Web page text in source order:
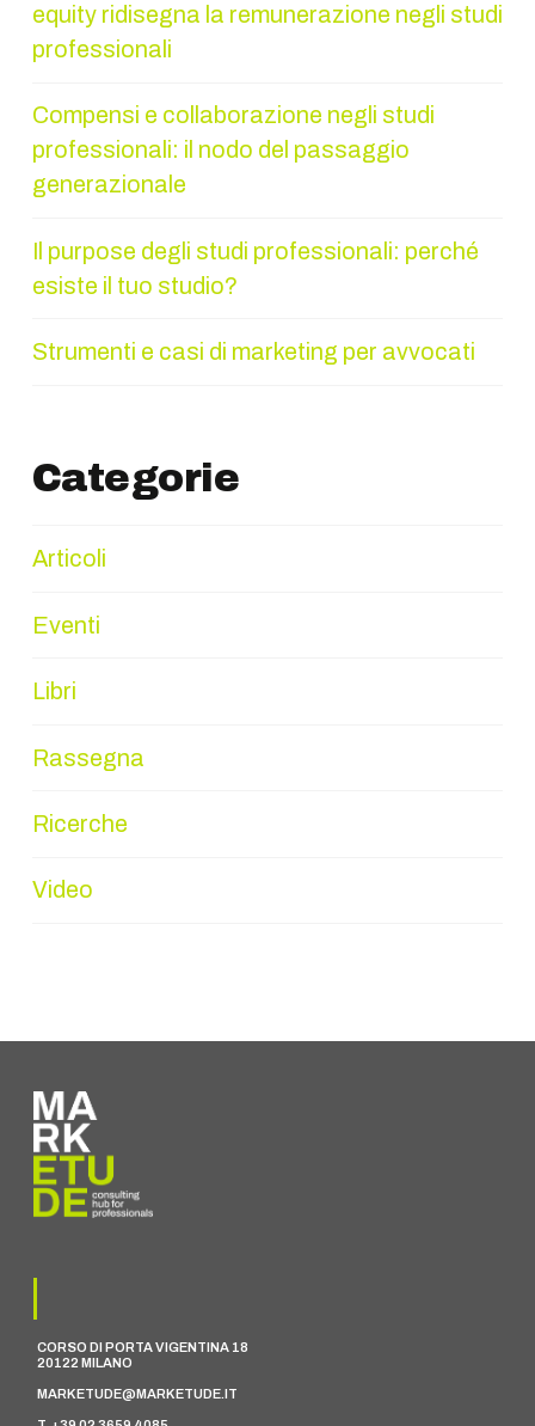
equity ridisegna la remunerazione negli studi
professionali
Compensi e collaborazione negli studi
professionali: il nodo del passaggio
generazionale
Il purpose degli studi professionali: perché
esiste il tuo studio?
Strumenti e casi di marketing per avvocati
Categorie
Articoli
Eventi
Libri
Rassegna
Ricerche
Video
CORSO DI PORTA VIGENTINA 18
20122 MILANO
MARKETUDE@MARKETUDE.IT